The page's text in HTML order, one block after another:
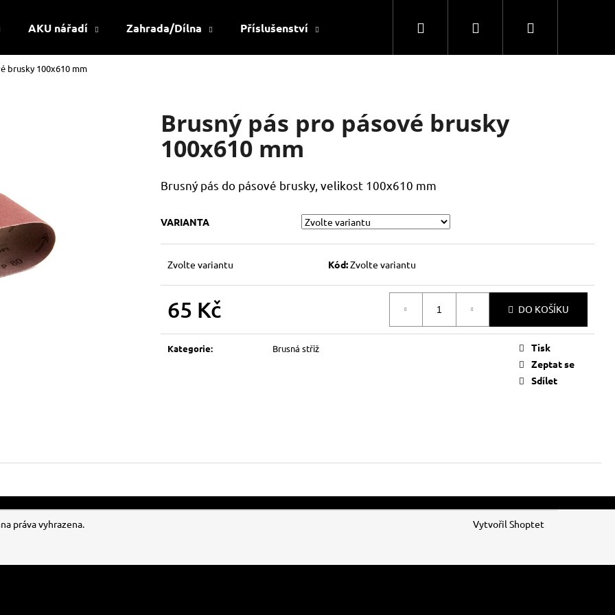
AKU nářadí Zahrada/Dílna Příslušenství Servis Kontakty
Hledat PřihlášeníNákupní
brusky 100x610 mm
Brusný pás pro pásové brusky
100x610 mm
Brusný pás do pásové brusky, velikost 100x610 mm
VARIANTA
Zvolte variantu Kód:Zvolte variantu
65 Kč DO KOŠÍKU
Kategorie: Brusná střiž
Tisk
Zeptat se
Sdílet
Co potřebujete najít?
HLEDAT
Vytvořil Shoptet
práva vyhrazena.